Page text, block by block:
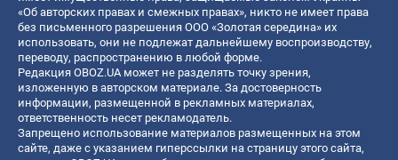
«Об авторских правах и смежных правах», никто не имеет права
без письменного разрешения ООО «Золотая середина» их
использовать, они не подлежат дальнейшему воспроизводству,
переводу, распространению в любой форме.
Редакция OBOZ.UA может не разделять точку зрения,
изложенную в авторском материале. За достоверность
информации, размещенной в рекламных материалах,
ответственность несет рекламодатель.
Запрещено использование материалов размещенных на этом
сайте, даже с указанием гиперссылки на страницу этого сайта,